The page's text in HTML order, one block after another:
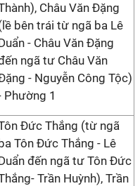
Châu Văn Đặng
bên trái từ ngã ba Lê
- Châu Văn Đặng
ngã tư Châu Văn
- Nguyễn Công Tộc)
Phường 1
Đức Thắng (từ ngã
ba Tôn Đức Thắng - Lê
đến ngã tư Tôn Đức
Trần Huỳnh), Trần